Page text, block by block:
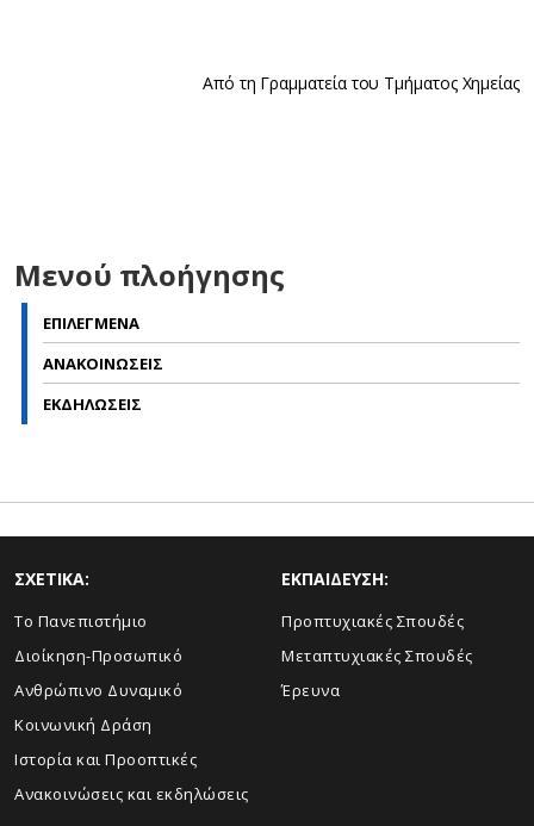
Από τη Γραμματεία του Τμήματος Χημείας
Μενού πλοήγησης
ΕΠΙΛΕΓΜΕΝΑ
ΑΝΑΚΟΙΝΩΣΕΙΣ
ΕΚΔΗΛΩΣΕΙΣ
ΣΧΕΤΙΚΑ:
Το Πανεπιστήμιο
Διοίκηση-Προσωπικό
Ανθρώπινο Δυναμικό
Κοινωνική Δράση
Ιστορία και Προοπτικές
Ανακοινώσεις και εκδηλώσεις
ΕΚΠΑΙΔΕΥΣΗ:
Προπτυχιακές Σπουδές
Μεταπτυχιακές Σπουδές
Έρευνα